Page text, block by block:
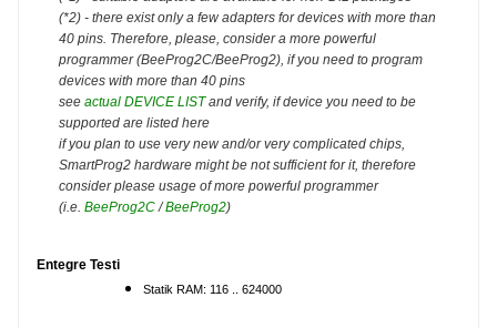
(*2) - there exist only a few adapters for devices with more than
40 pins. Therefore, please, consider a more powerful
programmer (BeeProg2C/BeeProg2), if you need to program
devices with more than 40 pins
see actual DEVICE LISTand verify, if device you need to be
supported are listed here
if you plan to use very new and/or very complicated chips,
SmartProg2 hardware might be not sufficient for it, therefore
consider please usage of more powerful programmer
(i.e. BeeProg2C/BeeProg2)
Entegre Testi
Statik RAM: 116 .. 624000